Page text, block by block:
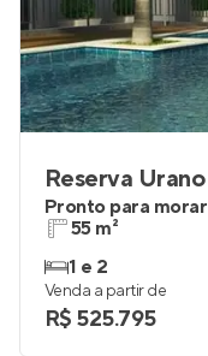
Reserva
Pronto para morar
55 m²
1 e 2
Venda a partir de
R$ 525.795